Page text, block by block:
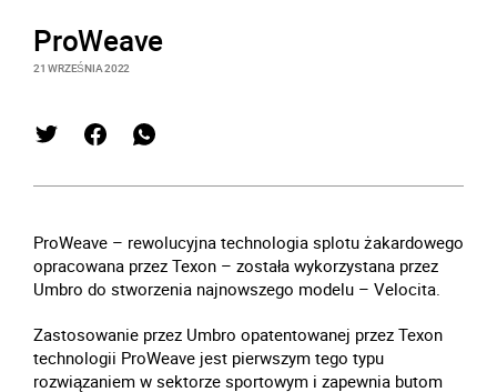
ProWeave
21 WRZEŚNIA 2022
ProWeave – rewolucyjna technologia splotu żakardowego
opracowana przez Texon – została wykorzystana przez
Umbro do stworzenia najnowszego modelu – Velocita.
Zastosowanie przez Umbro opatentowanej przez Texon
technologii ProWeave jest pierwszym tego typu
rozwiązaniem w sektorze sportowym i zapewnia butom